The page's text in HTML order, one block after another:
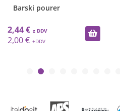
Barski pourer
2,44 €
2,00 €